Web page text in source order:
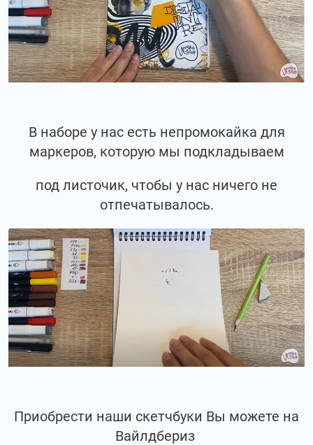
В наборе у нас есть непромокайка для
маркеров, которую мы подкладываем
под листочик, чтобы у нас ничего не
отпечатывалось.
Приобрести наши скетчбуки Вы можете на
Вайлдбериз